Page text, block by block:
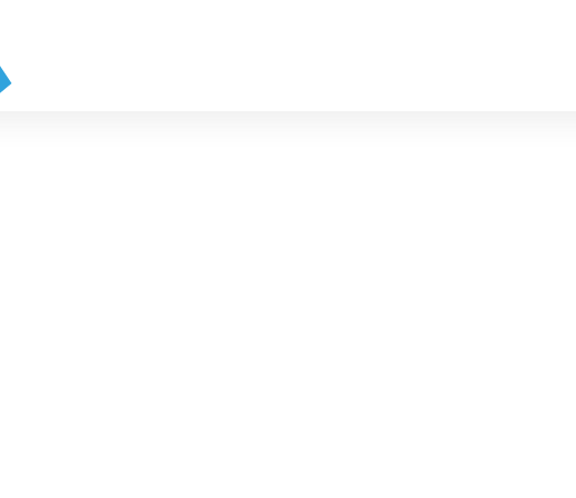
haleiboer.com/wp-content/plugins/smart-seo-tool/